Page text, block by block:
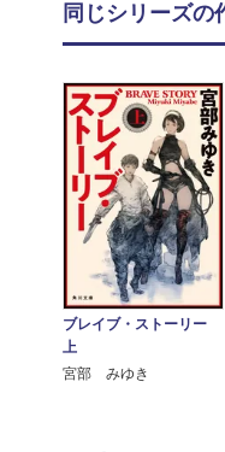
同じシリーズの
ブレイブ・ストーリー
上
宮部 みゆき